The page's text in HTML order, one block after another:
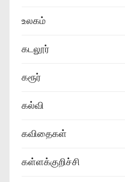
உலகம்
கடலூர்
கரூர்
கல்வி
கவிதைகள்
கள்ளக்குறிச்சி